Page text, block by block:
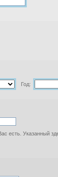
Год:
есть. Указанный